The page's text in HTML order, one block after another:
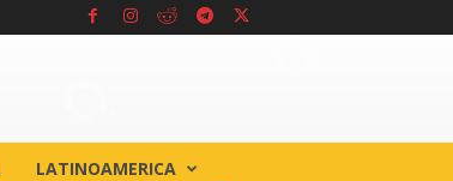
LATINOAMERICA